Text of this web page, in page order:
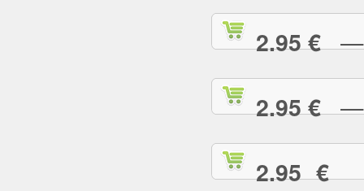
2.95 €—
2.95 €—
2.95 €—